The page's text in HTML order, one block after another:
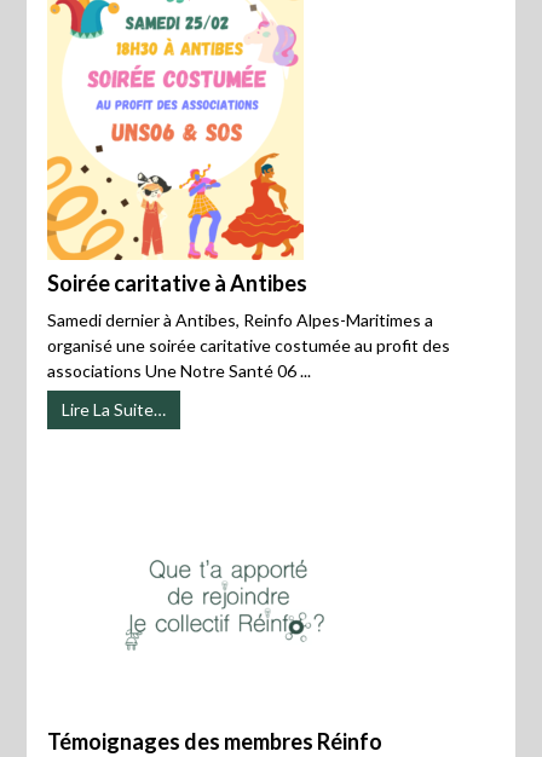
Soirée caritative à Antibes
Samedi dernier à Antibes, Reinfo Alpes-Maritimes a
organisé une soirée caritative costumée au profit des
associations Une Notre Santé 06 ...
Lire La Suite…
Témoignages des membres Réinfo